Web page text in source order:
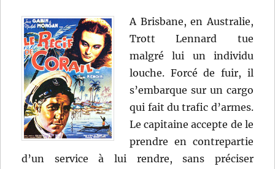
A Brisbane, en Australie,
Trott Lennard tue
malgré lui un individu
louche. Forcé de fuir, il
s’embarque sur un cargo
qui fait du trafic d’armes.
Le capitaine accepte de le
prendre en contrepartie
d’un service à lui rendre, sans préciser